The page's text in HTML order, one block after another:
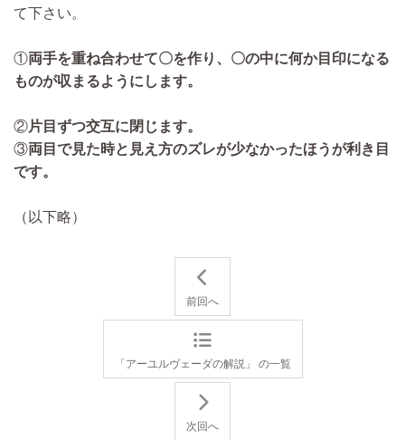
て下さい。
①両手を重ね合わせて〇を作り、〇の中に何か目印になる
ものが収まるようにします。
②片目ずつ交互に閉じます。
③両目で見た時と見え方のズレが少なかったほうが利き目
です。
（以下略）
前回へ
「アーユルヴェーダの解説」 の一覧
次回へ